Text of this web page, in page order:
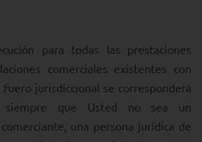
para todas las prestaciones
comerciales existentes con
jurisdiccional se corresponderá
siempre que Usted no sea un
una persona jurídica de